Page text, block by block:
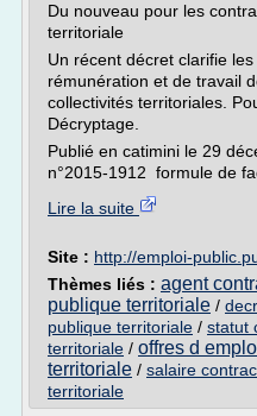
Du nouveau pour les
territoriale
Un récent décret clarifie
rémunération et de travail
collectivités territoriales.
Décryptage.
Publié en catimini le 29
n°2015-1912 formule de
Lire la suite
Site : http://emploi-
Thèmes liés : agent
publique territoriale /
publique territoriale / statut
territoriale / offres d
territoriale / salaire
territoriale